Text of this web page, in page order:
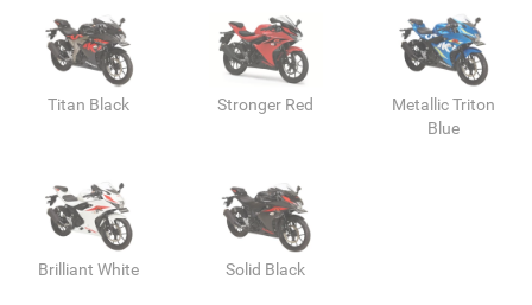
Titan Black Stronger Red
Metallic Triton
Blue
Brilliant White Solid Black